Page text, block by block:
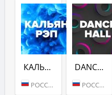
КАЛЬЯН РЭП (DFM)
РОССИЯ (МОСКВА)
DANCE HALL (DFM)
РОССИЯ (МОСКВА)